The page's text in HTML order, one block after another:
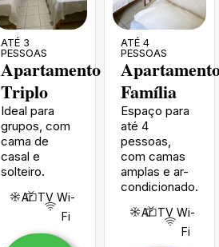
ATÉ 3
PESSOAS
Apartamento
Triplo
Ideal para
grupos, com
cama de
casal e
solteiro.
Ar TV Wi-
Fi
ATÉ 4
PESSOAS
Família
Espaço para
até 4
pessoas,
com camas
amplas e ar-
condicionado.
Ar TV Wi-
Fi